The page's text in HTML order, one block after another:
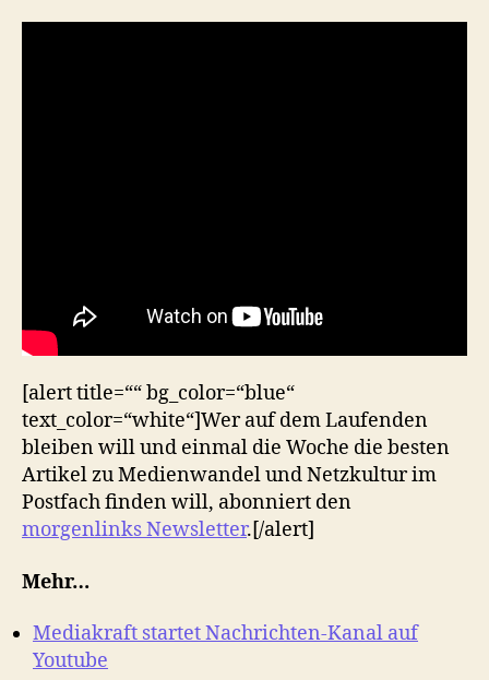
[alert title=““ bg_color=“blue“
text_color=“white“]Wer auf dem Laufenden
bleiben will und einmal die Woche die besten
Artikel zu Medienwandel und Netzkultur im
Postfach finden will, abonniert den
morgenlinks Newsletter.[/alert]
Mehr…
Mediakraft startet Nachrichten-Kanal auf
Youtube